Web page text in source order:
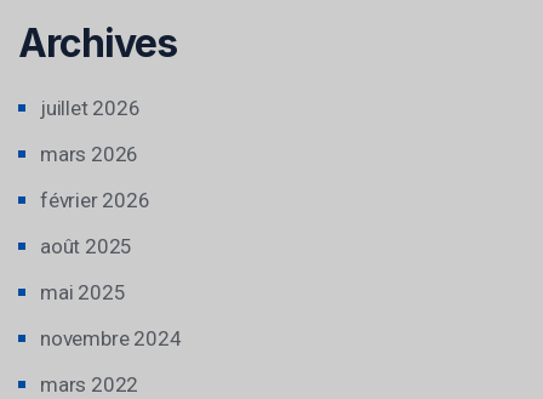
Archives
juillet 2026
mars 2026
février 2026
août 2025
mai 2025
novembre 2024
mars 2022